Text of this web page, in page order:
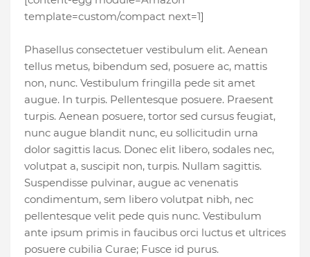
template=custom/compact next=1]
Phasellus consectetuer vestibulum elit. Aenean
tellus metus, bibendum sed, posuere ac, mattis
non, nunc. Vestibulum fringilla pede sit amet
augue. In turpis. Pellentesque posuere. Praesent
turpis. Aenean posuere, tortor sed cursus feugiat,
nunc augue blandit nunc, eu sollicitudin urna
dolor sagittis lacus. Donec elit libero, sodales nec,
volutpat a, suscipit non, turpis. Nullam sagittis.
Suspendisse pulvinar, augue ac venenatis
condimentum, sem libero volutpat nibh, nec
pellentesque velit pede quis nunc. Vestibulum
ante ipsum primis in faucibus orci luctus et ultrices
posuere cubilia Curae; Fusce id purus.